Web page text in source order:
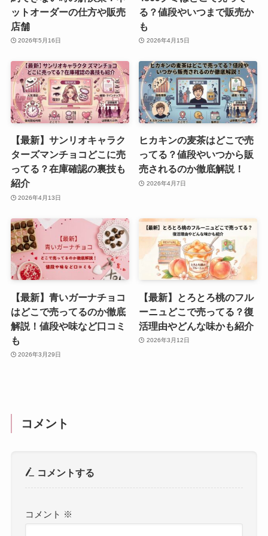
ットオーダーの仕方や販売
店舗
2026年5月16日
る？値段やいつまで販売か
も
2026年4月15日
【最新】サンリオキャラク
ターズマンチョコどこに売
ってる？在庫確認の裏技も
紹介
2026年4月13日
ヒカキンの麦茶はどこで売
ってる？値段やいつから販
売されるのか徹底解説！
2026年4月7日
【最新】青いガーナチョコ
はどこで売ってるのか徹底
解説！値段や味など口コミ
も
2026年3月29日
【最新】とろとろ桃のフル
ーニュどこで売ってる？復
活理由やどんな味かも紹介
2026年3月12日
コメント
コメントする
コメント ※